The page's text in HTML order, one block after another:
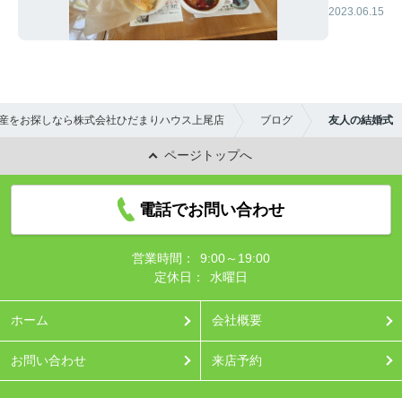
サリュ
2023.06.15
をお探しなら株式会社ひだまりハウス上尾店 ブログ 友人の結婚式
ページトップへ
電話でお問い合わせ
営業時間：
9:00～19:00
定休日：
水曜日
ホーム 会社概要
お問い合わせ 来店予約